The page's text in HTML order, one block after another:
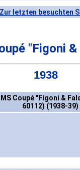
Zur letzten besuchten
"Figoni
1938
Coupé "Figoni &
60112) (1938-39)